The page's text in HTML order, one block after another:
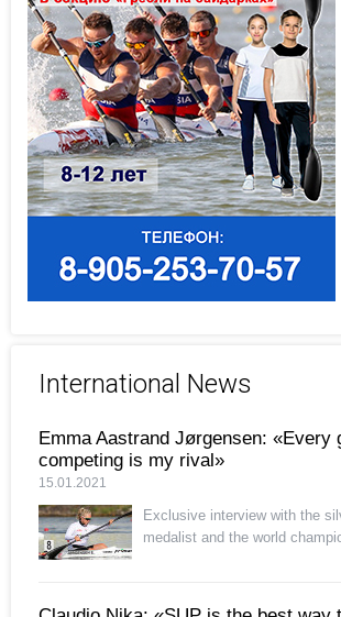
International News
Emma Aastrand Jørgensen: «Every
competing is my rival»
15.01.2021
Exclusive interview with the
medalist and the world